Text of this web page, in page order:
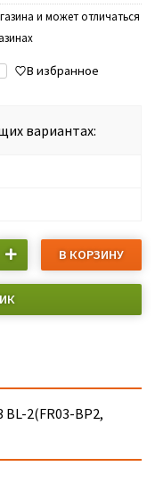
и может отличаться
В избранное
вариантах:
В КОРЗИНУ
BL-2(FR03-BP2,